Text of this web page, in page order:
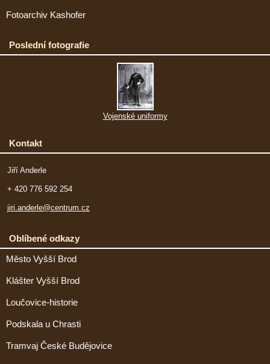
Fotoarchiv Kashofer
Poslední fotografie
Vojenské uniformy
Kontakt
Jiří Anderle
+ 420 776 592 254
jiri.anderle@centrum.cz
Oblíbené odkazy
Město Vyšší Brod
Klášter Vyšší Brod
Loučovice-historie
Podskala u Chrasti
Tramvaj České Budějovice